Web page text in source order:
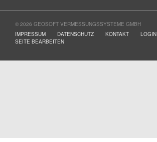
© 2026 GEOSOFT VERMESSUNGSSYSTEME GMBH
IMPRESSUM
DATENSCHUTZ KONTAKT
LOGIN
SEITE BEARBEITEN